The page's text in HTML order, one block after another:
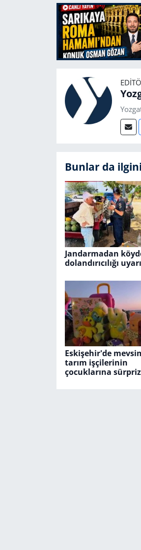
Bunlar da
Jandarmadan
dolandırıcılığı
Eskişehir'de
tarım işçilerinin
çocuklarına sürpriz